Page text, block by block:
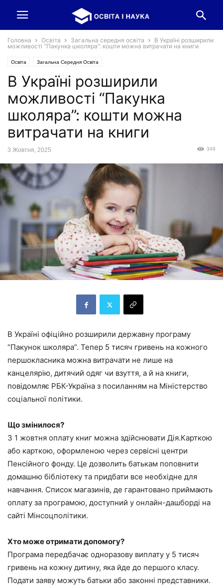
Головна Освіта Загальна середня освіта
В Україні розширили
можливості “Пакунка школяра”: кошти можна витрачати на книги
Освіта Загальна Середня Освіта
В Україні розширили
можливості “Пакунка
школяра”: кошти можна
витрачати на книги
3 Жовтня, 2025 349
В Україні офіційно розширили державну програму
“Пакунок школяра”. Тепер 5 тисяч гривень на кожного
першокласника можна витрачати не лише на
канцелярію, дитячий одяг чи взуття, а й на книги,
повідомляє РБК-Україна з посиланням на Міністерство
соціальної політики.
Що змінилося?
З 1 жовтня оплату книг можна здійснювати Дія.Карткою
або карткою, оформленою через сервісні центри
Пенсійного фонду. Це дозволить батькам поповнити
домашню бібліотеку та придбати все необхідне для
навчання. Список магазинів, де гарантовано приймають
оплату за програмою, доступний у онлайн-дашборді на
сайті Мінсоцполітики.
Хто може отримати допомогу?
Програма передбачає одноразову виплату у 5 тисяч
гривень на кожну дитину, яка йде до першого класу.
Подати заяву можуть батьки або законні представники.